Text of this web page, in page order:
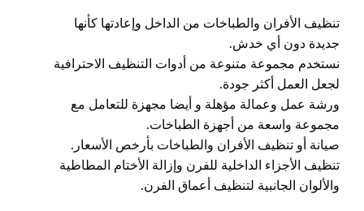
تنظيف الأفران والطباخات من الداخل وإعادتها كأنها
جديدة دون أي خدش.
نستخدم مجموعة متنوعة من أدوات التنظيف الاحترافية
لجعل العمل أكثر جودة.
ورشة عمل وعمالة مؤهلة و أيضا مجهزة للتعامل مع
مجموعة واسعة من أجهزة الطباخات.
صيانة أو تنظيف الأفران والطباخات بأرخص الأسعار.
تنظيف الأجزاء الداخلية للفرن وإزالة الأختام المطاطية
والألوان الجانبية لتنظيف أعماق الفرن.